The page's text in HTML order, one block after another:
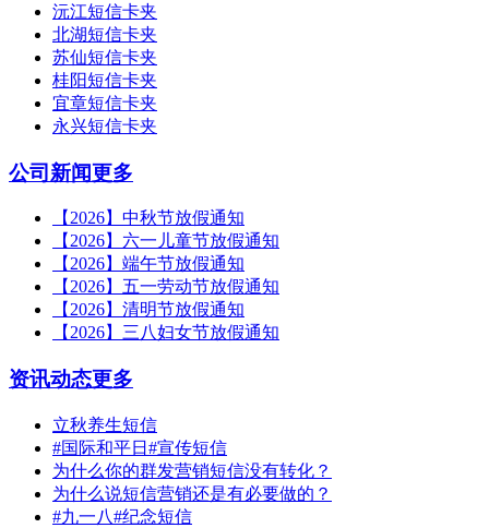
沅江短信卡夹
北湖短信卡夹
苏仙短信卡夹
桂阳短信卡夹
宜章短信卡夹
永兴短信卡夹
公司新闻更多
【2026】中秋节放假通知
【2026】六一儿童节放假通知
【2026】端午节放假通知
【2026】五一劳动节放假通知
【2026】清明节放假通知
【2026】三八妇女节放假通知
资讯动态更多
立秋养生短信
#国际和平日#宣传短信
为什么你的群发营销短信没有转化？
为什么说短信营销还是有必要做的？
#九一八#纪念短信